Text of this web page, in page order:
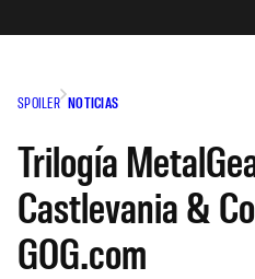
SPOILER NOTICIAS
Trilogía
Castlevania &
GOG.com